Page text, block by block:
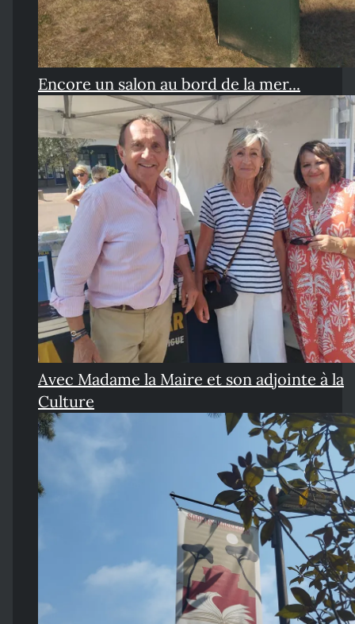
Encore un salon au bord de la mer...
Avec Madame la Maire et son adjointe à la
Culture